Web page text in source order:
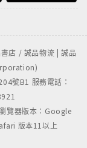
店 / 誠品物流 | 誠品
號B1 服務電話：
覽器版本：Google
版本11以上